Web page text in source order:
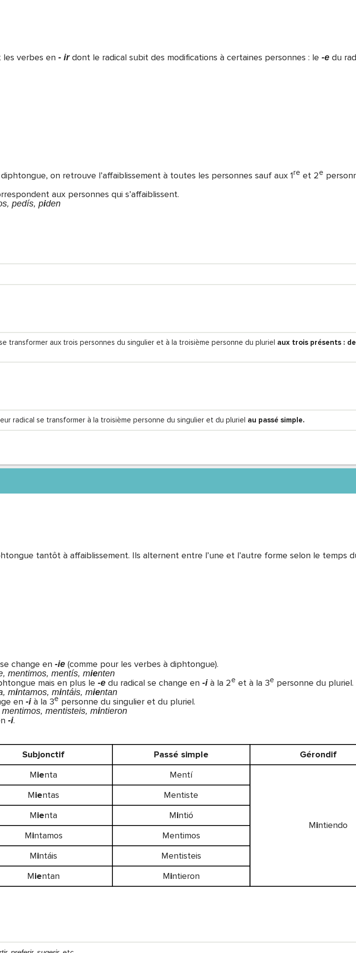
les verbes en - irdont le radical subit des modifications à certaines personnes : le -edu
on retrouve l’affaiblissement à toutes les personnes sauf aux 1re et 2e
aux personnes qui s’affaiblissent.
pedís, piden
transformer aux trois personnes du singulier et à la troisième personne du pluriel aux trois présents : de
radical se transformer à la troisième personne du singulier et du pluriel au passé simple.
tantôt à affaiblissement. Ils alternent entre l’une et l’autre forme selon le temps
change en-ie(comme pour les verbes à diphtongue).
mentimos, mentís, mienten
mais en plus le -edu radical se change en -ià la 2e et à la 3e personne du pluriel.
mintamos, mintáis, mientan
en -ià la 3e personne du singulier et du pluriel.
mentisteis, mintieron
-i.
Subjonctif Passé simple
Gérondif
Mienta Mentí
Mintiendo
Mientas
Mentiste
Mienta Mintió
Mintamos
Mentimos
Mintáis
Mentisteis
Mientan Mintieron